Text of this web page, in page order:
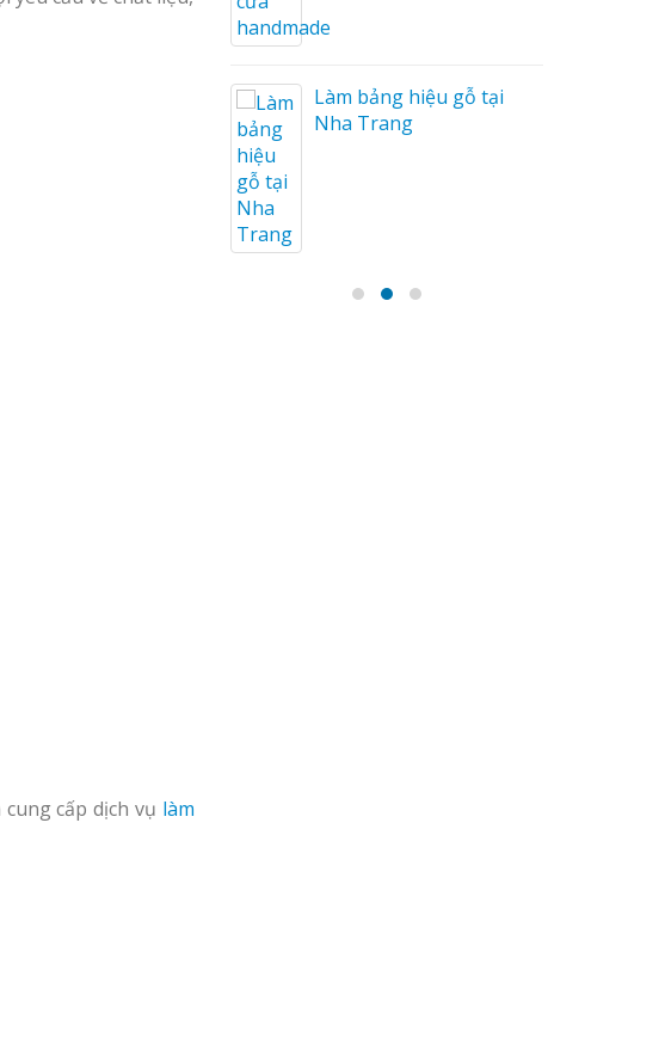
cấp dịch vụ làm
Làm bảng hiệu gỗ tại
Nha Trang